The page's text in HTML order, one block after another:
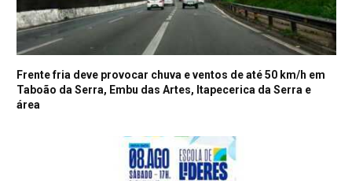
Frente fria deve provocar chuva e ventos de até 50 km/h em
Taboão da Serra, Embu das Artes, Itapecerica da Serra e
área